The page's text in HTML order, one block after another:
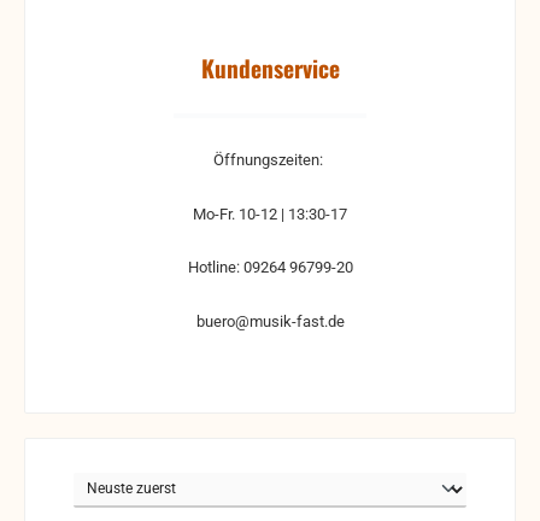
Kundenservice
Öffnungszeiten:
Mo-Fr. 10-12 | 13:30-17
Hotline: 09264 96799-20
buero@musik-fast.de